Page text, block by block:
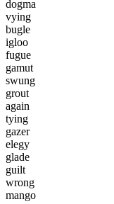
dogma
vying
bugle
igloo
fugue
gamut
swung
grout
again
tying
gazer
elegy
glade
guilt
wrong
mango